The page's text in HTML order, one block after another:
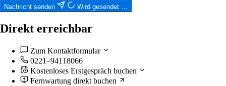
Nachricht senden Wird gesendet …
Direkt erreichbar
Zum Kontaktformular
0221–94118066
Kostenloses Erstgespräch buchen
Fernwartung direkt buchen